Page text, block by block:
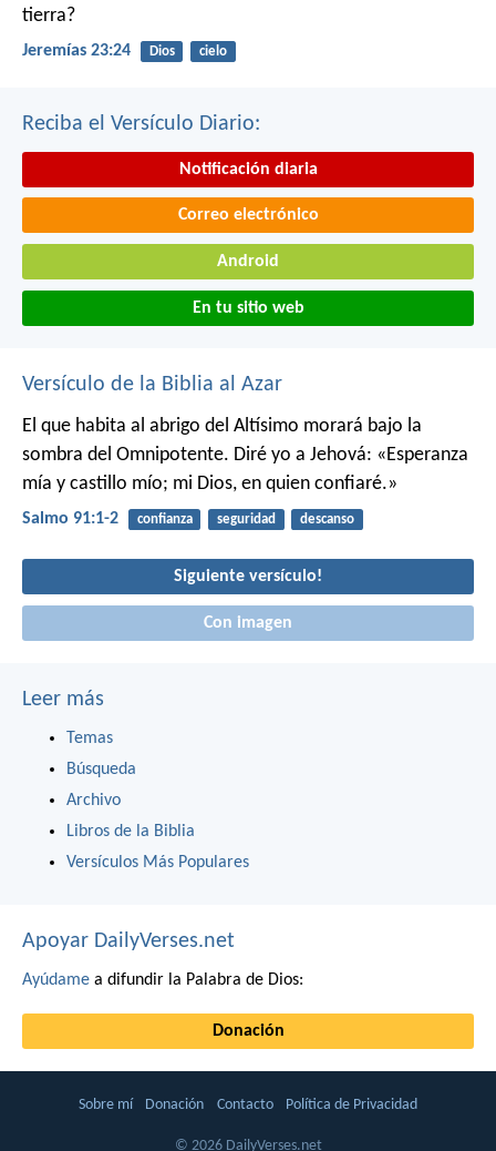
tierra?
Jeremías 23:24 Dios cielo
Reciba el Versículo Diario:
Notificación diaria
Correo electrónico
Android
En tu sitio web
Versículo de la Biblia al Azar
El que habita al abrigo del Altísimo morará bajo la
sombra del Omnipotente. Diré yo a Jehová: «Esperanza
mía y castillo mío; mi Dios, en quien confiaré.»
Salmo 91:1-2 confianza seguridad descanso
Siguiente versículo!
Con imagen
Leer más
Temas
Búsqueda
Archivo
Libros de la Biblia
Versículos Más Populares
Apoyar DailyVerses.net
Ayúdame a difundir la Palabra de Dios:
Donación
Sobre mí Donación Contacto Política de Privacidad
© 2026 DailyVerses.net